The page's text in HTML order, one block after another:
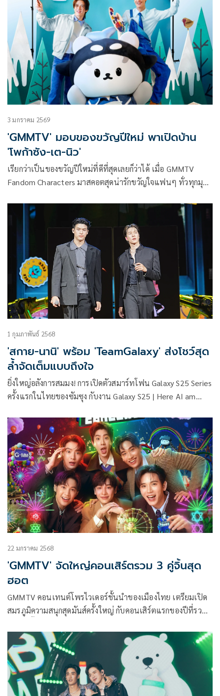
รัตน์ และ นิว-ฐิติภูมิ เตชะอภัยคุณ ที่ควงคู่พลิกบทฮาสุดฟินลั่นท่า
อากาศยาน
3 มกราคม 2569
'GMMTV' มอบของขวัญปีใหม่ พาเปิดบ้าน
'โพก้าซัง-เต-นิว'
เรียกว่าเป็นของขวัญปีใหม่ที่ดีที่สุดเลยก็ว่าได้ เมื่อ GMMTV
Fandom Characters มาสคอตสุดน่ารักขวัญใจแฟนๆ ทั่วทุกมุม
รัตน์ และ นิว-ฐิติภูมิ เตชะอภัยคุณ มาเปิดบ้านมอบความสุขส่ง
ท้ายปีเก่าต้อนรับปี 2026 ให้กับ อุนยาย เจ่เจ้ และแฟนๆ ทุกคน
1 กุมภาพันธ์ 2568
'สกาย-นานิ' พร้อม 'TeamGalaxy' ส่งโชว์สุด
ล้ำจัดเต็มแบบถึงใจ
ยิ่งใหญ่อลังการสมมง! การเปิดตัวสมาร์ทโฟน Galaxy S25 Series
ครั้งแรกในไทยของซัมซุง กับงาน Galaxy S25 | Here AI am
ดังทั่วฟ้าเมืองไทยมาแท็กทีมสร้างสีสันร่วมกับ Galaxy AI มอบ
โชว์พิเศษและคอนเสิร์ตสุดล้ำเอาใจแฟนคลับแบบจัดเต็มถึงใจ
22 มกราคม 2568
'GMMTV' จัดใหญ่คอนเสิร์ตรวม 3 คู่จิ้นสุด
ฮอต
GMMTV คอนเทนต์โพรไวเดอร์ชั้นนำของเมืองไทย เตรียมเปิด
สมรภูมิความสนุกสุดมันส์ครั้งใหญ่ กับคอนเสิร์ตแรกของปีที่รวม
ปราชญา เรืองโรจน์, ออฟ-จุมพล อดุลกิตติพร, กัน-อรรถพันธ์
พูลสวัสดิ์, เต-ตะวัน วิหครัตน์, นิว-ฐิติภูมิ เตชะอภัยคุณ”